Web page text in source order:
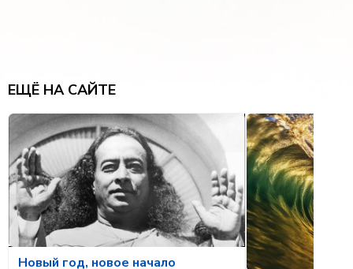
ЕЩЁ НА САЙТЕ
Новый год, новое начало